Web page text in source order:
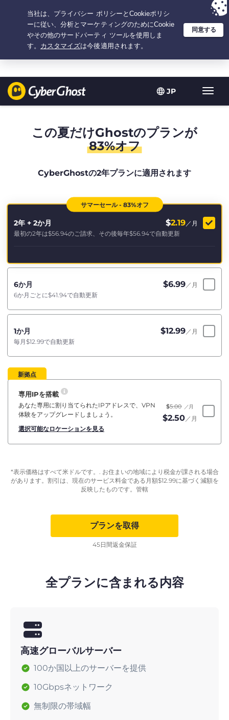
JP
ト
グ
選択プラン：2.1666666666667年間 $ 2.19 /月の 大特価
この夏だけGhostのプランが
83%オフ
CyberGhostの2年プランに適用されます
サマーセール - 83%オフ
2年 + 2か月 $2.19 ／月
最初の2年は$56.94のご請求、その後毎年$56.94で自動更新
6か月 $6.99 ／月
6か月ごとに$41.94で自動更新
1か月 $12.99 ／月
毎月$12.99で自動更新
新拠点
専用IPを搭載
あなた専用に割り当てられたIPアドレスで、VPN
体験をアップグレードしましょう。
選択可能なロケーションを見る
$5.00 ／月
$2.50 ／月
*表示価格はすべて米ドルです。. お住まいの地域により税金が課される場合
があります。割引は、現在のサービス料金である月額$12.99に基づく減額を
反映したものです。管轄
プランを取得
45日間返金保証
全プランに含まれる内容
高速グローバルサーバー
100か国以上のサーバーを提供
10Gbpsネットワーク
無制限の帯域幅